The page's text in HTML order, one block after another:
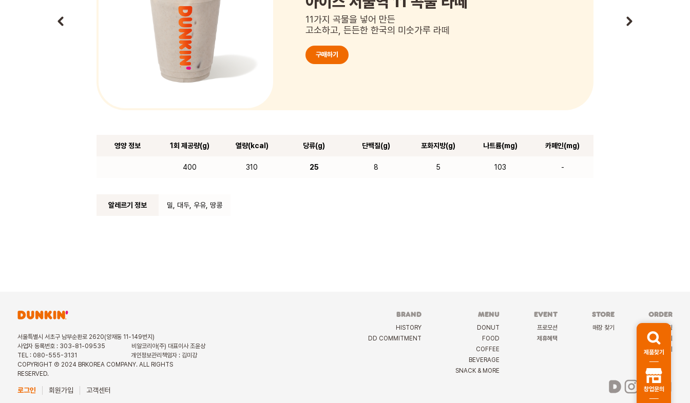
11가지 곡물을 넣어 만든
고소하고, 든든한 한국의 미숫가루 라떼
구매하기
영양 정보 1회 제공량(g)
400
열량(kcal)
310
당류(g)
25
단백질(g)
8
포화지방(g)
5
나트륨(mg)
103
카페인(mg)
-
알레르기 정보 밀, 대두, 우유, 땅콩
서울특별시 서초구 남부순환로 2620(양재동 11-149번지)
사업자 등록번호 : 303-81-09535
비알코리아(주) 대표이사 조윤상
TEL : 080-555-3131
개인정보관리책임자 : 김미강
COPYRIGHT Ⓒ 2024 BRKOREA COMPANY. ALL RIGHTS
RESERVED.
BRAND
HISTORY
DD COMMITMENT
MENU
DONUT
FOOD
COFFEE
BEVERAGE
SNACK & MORE
EVENT
프로모션
제휴혜택
STORE
매장 찾기
ORDER
케이터링
딜리버리
선물하기
로그인 회원가입 고객센터
제품찾기
창업문의